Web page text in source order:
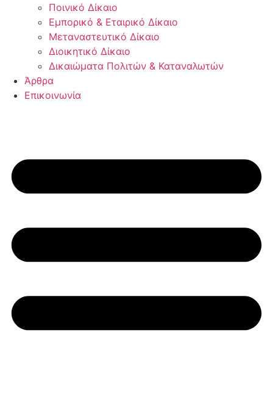
Ποινικό Δίκαιο
Εμπορικό & Εταιρικό Δίκαιο
Μεταναστευτικό Δίκαιο
Διοικητικό Δίκαιο
Δικαιώματα Πολιτών & Καταναλωτών
Άρθρα
Επικοινωνία